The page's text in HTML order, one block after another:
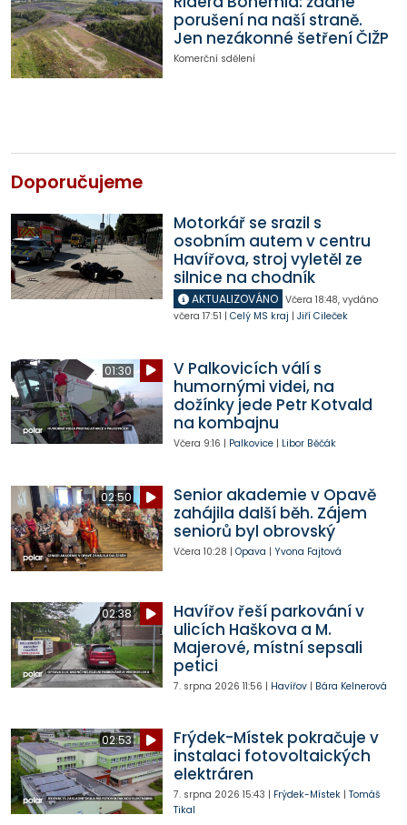
porušení na naší straně.
Jen nezákonné šetření ČIŽP
Komerční sdělení
Doporučujeme
Motorkář se srazil s
osobním autem v centru
Havířova, stroj vyletěl ze
silnice na chodník
AKTUALIZOVÁNO Včera 18:48, vydáno
včera 17:51 | Celý MS kraj | Jiří Cileček
01:30
V Palkovicích válí s
humornými videi, na
dožínky jede Petr Kotvald
na kombajnu
Včera 9:16 | Palkovice| Libor Běčák
02:50
Senior akademie v Opavě
zahájila další běh. Zájem
seniorů byl obrovský
Včera 10:28 | Opava | Yvona Fajtová
02:38
Havířov řeší parkování v
ulicích Haškova a M.
Majerové, místní sepsali
petici
7. srpna 2026 11:56 | Havířov| Bára Kelnerová
02:53
Frýdek-Místek pokračuje v
instalaci fotovoltaických
elektráren
7. srpna 2026 15:43 | Frýdek-Místek| Tomáš
Tikal